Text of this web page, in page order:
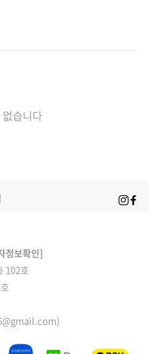
없습니다
정보확인]
102호